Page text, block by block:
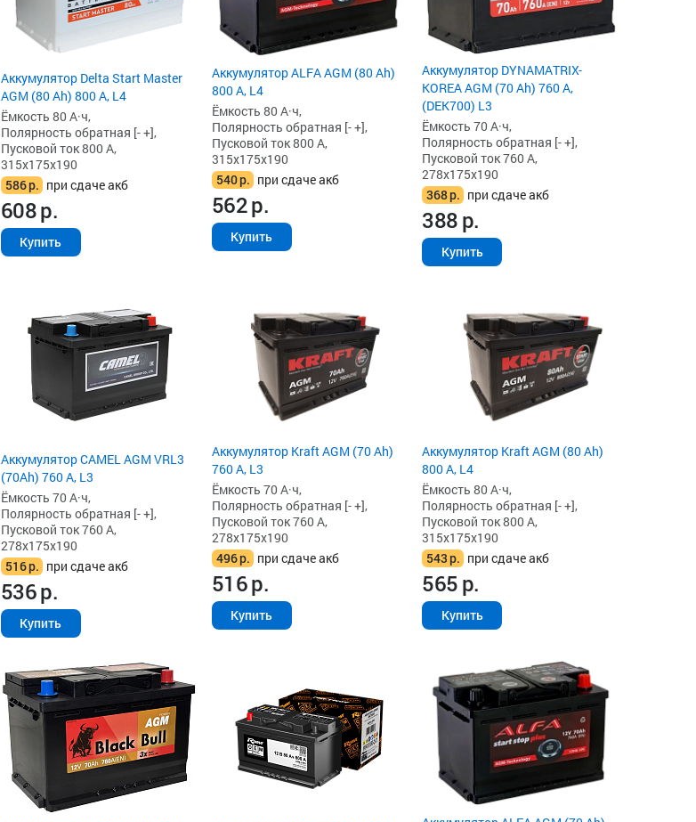
Аккумулятор Delta Start Master
AGM (80 Ah) 800 А, L4
Ёмкость 80 А·ч,
Полярность обратная [- +],
Пусковой ток 800 А,
315x175x190
586р. при сдаче акб
608р.
Купить
Аккумулятор ALFA AGM (80 Ah)
800 А, L4
Ёмкость 80 А·ч,
Полярность обратная [- +],
Пусковой ток 800 А,
315x175x190
540р. при сдаче акб
562р.
Купить
Аккумулятор DYNAMATRIX-
KOREA AGM (70 Ah) 760 А,
(DEK700) L3
Ёмкость 70 А·ч,
Полярность обратная [- +],
Пусковой ток 760 А,
278x175x190
368р. при сдаче акб
388р.
Купить
Аккумулятор CAMEL AGM VRL3
(70Ah) 760 А, L3
Ёмкость 70 А·ч,
Полярность обратная [- +],
Пусковой ток 760 А,
278x175x190
516р. при сдаче акб
536р.
Купить
Аккумулятор Kraft AGM (70 Ah)
760 А, L3
Ёмкость 70 А·ч,
Полярность обратная [- +],
Пусковой ток 760 А,
278x175x190
496р. при сдаче акб
516р.
Купить
Аккумулятор Kraft AGM (80 Ah)
800 А, L4
Ёмкость 80 А·ч,
Полярность обратная [- +],
Пусковой ток 800 А,
315x175x190
543р. при сдаче акб
565р.
Купить